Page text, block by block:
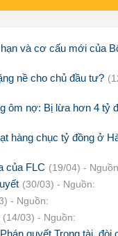
và cơ cấu mới của
nề cho chủ đầu tư?
ôm nợ: Bị lừa hơn 4 tỷ
hàng chục tỷ đồng ở
của FLC (19/04) -
(30/03) - Nguồn:
- Nguồn:
(14/03) - Nguồn: